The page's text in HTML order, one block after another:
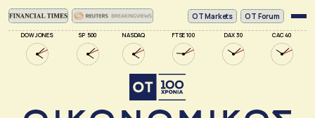
DOW JONES SP 500 NASDAQ FTSE 100 DAX 30 CAC 40
ΟΤ Markets OT Forum